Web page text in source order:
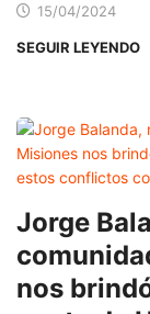
15/04/2024
SEGUIR LEYENDO
Jorge
nos